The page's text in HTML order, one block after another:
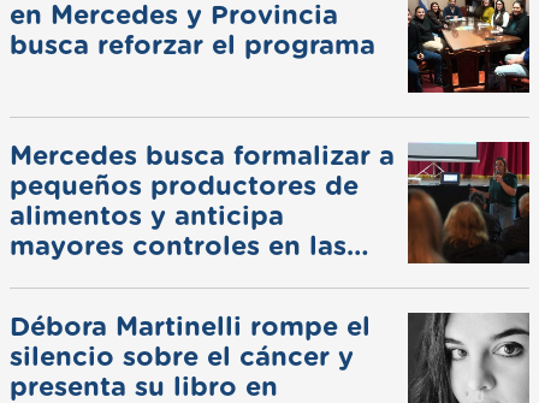
en Mercedes y Provincia
busca reforzar el programa
Mercedes busca formalizar a
pequeños productores de
alimentos y anticipa
mayores controles en las
Débora Martinelli rompe el
silencio sobre el cáncer y
presenta su libro en